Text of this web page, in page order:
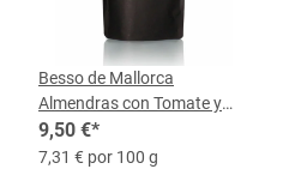
Besso de Mallorca
Almendras con Tomate y
Orégano, 130-g-Bolsa
9,50 €*
7,31 € por 100 g